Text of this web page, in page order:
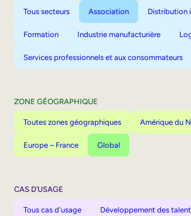
Tous secteurs Association Distribution
Formation Industrie manufacturière
Services professionnels et aux consommateurs
ZONE GÉOGRAPHIQUE
Toutes zones géographiques Amérique du
Europe – France Global
CAS D’USAGE
Tous cas d'usage Développement des